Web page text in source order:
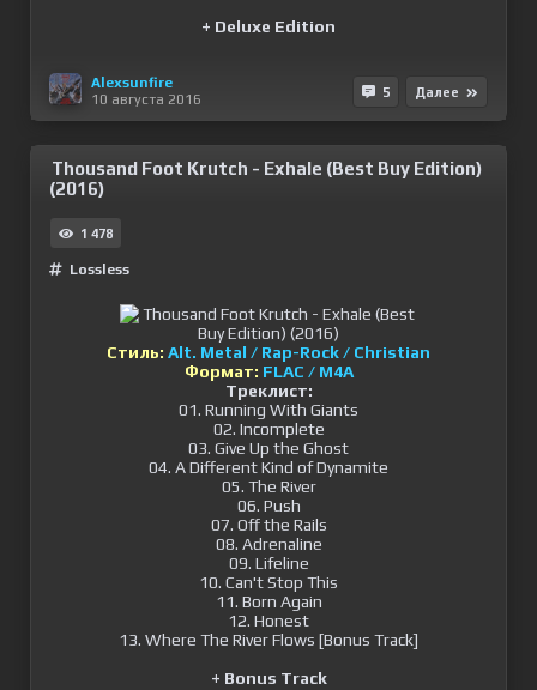
+ Deluxe Edition
Alexsunfire
10 августа 2016
5 Далее
Thousand Foot Krutch - Exhale (Best Buy Edition)
(2016)
1 478
Lossless
Стиль: Alt. Metal / Rap-Rock / Christian
Формат: FLAC / M4A
Треклист:
01. Running With Giants
02. Incomplete
03. Give Up the Ghost
04. A Different Kind of Dynamite
05. The River
06. Push
07. Off the Rails
08. Adrenaline
09. Lifeline
10. Can't Stop This
11. Born Again
12. Honest
13. Where The River Flows [Bonus Track]
+ Bonus Track